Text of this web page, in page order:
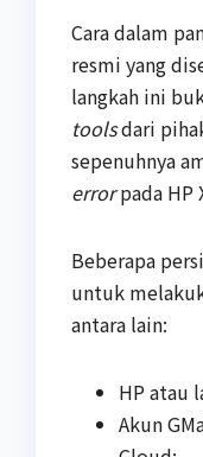
Cara dalam
resmi yang
langkah ini
toolsdari
sepenuhnya
errorpada HP
Beberapa
untuk
antara lain:
HP atau
Akun